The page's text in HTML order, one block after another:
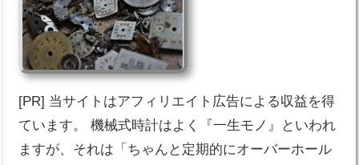
[PR] 当サイトはアフィリエイト広告による収益を得
ています。 機械式時計はよく『一生モノ』といわれ
ますが、それは「ちゃんと定期的にオーバーホール